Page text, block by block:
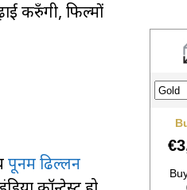
करुँगी, फिल्मों
पूनम ढिल्लन